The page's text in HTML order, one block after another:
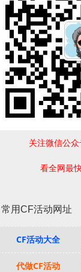
关注微信公众
看全网最
常用CF活动网址
CF活动大全
代做CF活动